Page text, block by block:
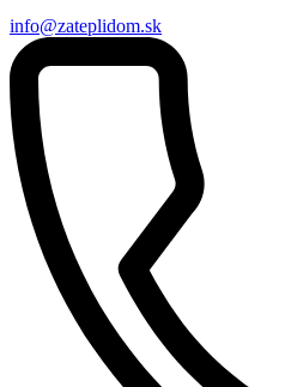
info@zateplidom.sk